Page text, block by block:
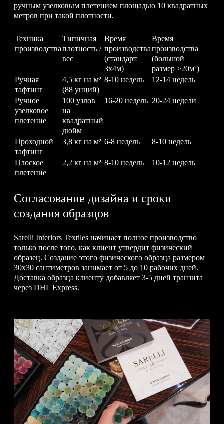
ручным узелковым плетением площадью 10 квадратных
метров при такой плотности.
Техника
производства
Типичная
плотность /
вес
Время
производства
(стандарт
3x4м)
Время
производства
(большой
размер >20м²)
Ручная
тафтинг
4,5 кг на м²
(88 унций)
8-10 недель 12-14 недель
Ручное
узелковое
плетение
100 узлов
на
квадратный
дюйм
16-20 недель 20-24 недели
Проходной
тафтинг
3,8 кг на м² 6-8 недель 8-10 недель
Плоское
плетение
2,2 кг на м² 8-10 недель 10-12 недель
Согласование дизайна и сроки
создания образцов
Sarelli Interiors Textiles начинает полное производство
только после того, как клиент утвердит физический
образец. Создание этого физического образца размером
30x30 сантиметров занимает от 5 до 10 рабочих дней.
Доставка образца клиенту добавляет 3-5 дней транзита
через DHL Express.